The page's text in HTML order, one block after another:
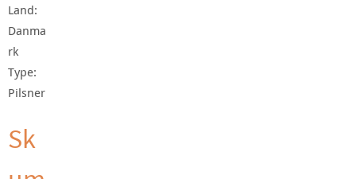
Land:
Danma
rk
Type:
Pilsner
Sk